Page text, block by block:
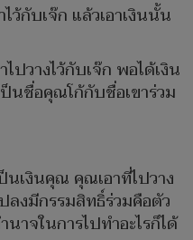
ว้กับเจ๊ก แล้วเอาเงินนั้น
ปวางไว้กับเจ๊ก พอได้เงิน
นชื่อคุณโก้กับชื่อเขาร่วม
นเงินคุณ คุณเอาที่ไปวาง
ลงมีกรรมสิทธิ์ร่วมคือตัว
าจในการไปทำอะไรก็ได้